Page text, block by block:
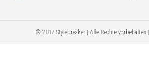
© 2017 Stylebreaker | Alle Rechte